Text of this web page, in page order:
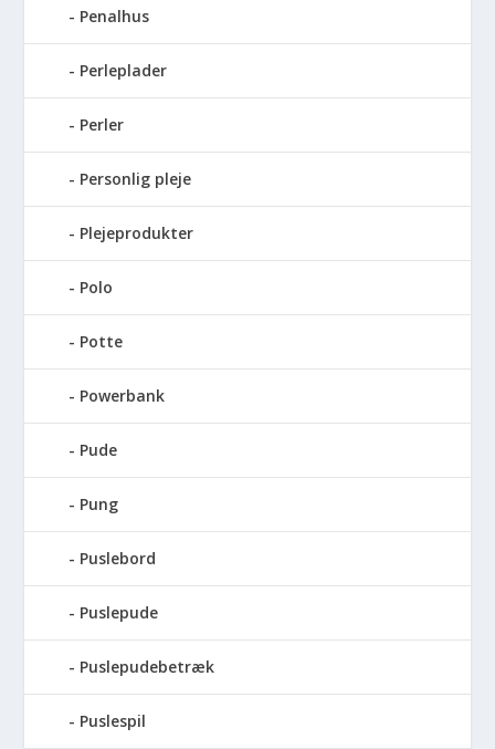
Penalhus
Perleplader
Perler
Personlig pleje
Plejeprodukter
Polo
Potte
Powerbank
Pude
Pung
Puslebord
Puslepude
Puslepudebetræk
Puslespil